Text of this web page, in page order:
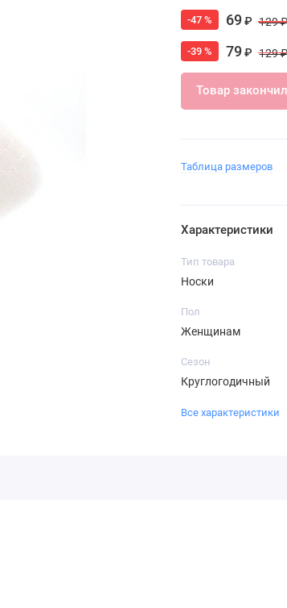
-47 % 69₽ 129
-39 % 79₽ 129
Товар
Таблица размеров
Характеристики
Тип товара
Носки
Пол
Женщинам
Сезон
Круглогодичный
Все характеристики